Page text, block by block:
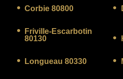
Corbie 80800
Friville-Escarbotin
80130
Longueau 80330